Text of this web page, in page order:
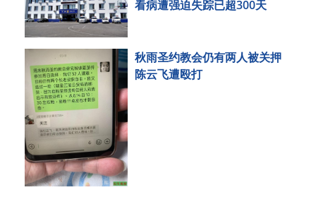
看病遭强迫失踪已超300天
秋雨圣约教会仍有两人被关押
陈云飞遭殴打